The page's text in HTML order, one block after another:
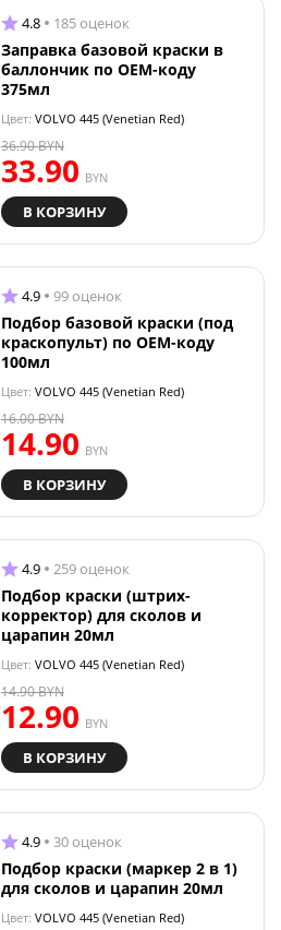
4.8 185 оценок
Заправка базовой краски в
баллончик по OEM-коду
375мл
Цвет: VOLVO 445 (Venetian Red)
33.90 BYN
36.90BYN
В КОРЗИНУ
4.9 99 оценок
Подбор базовой краски (под
краскопульт) по OEM-коду
100мл
Цвет: VOLVO 445 (Venetian Red)
14.90 BYN
16.00BYN
В КОРЗИНУ
4.9 259 оценок
Подбор краски (штрих-
корректор) для сколов и
царапин 20мл
Цвет: VOLVO 445 (Venetian Red)
12.90 BYN
14.90BYN
В КОРЗИНУ
4.9 30 оценок
Подбор краски (маркер 2 в 1)
для сколов и царапин 20мл
Цвет: VOLVO 445 (Venetian Red)